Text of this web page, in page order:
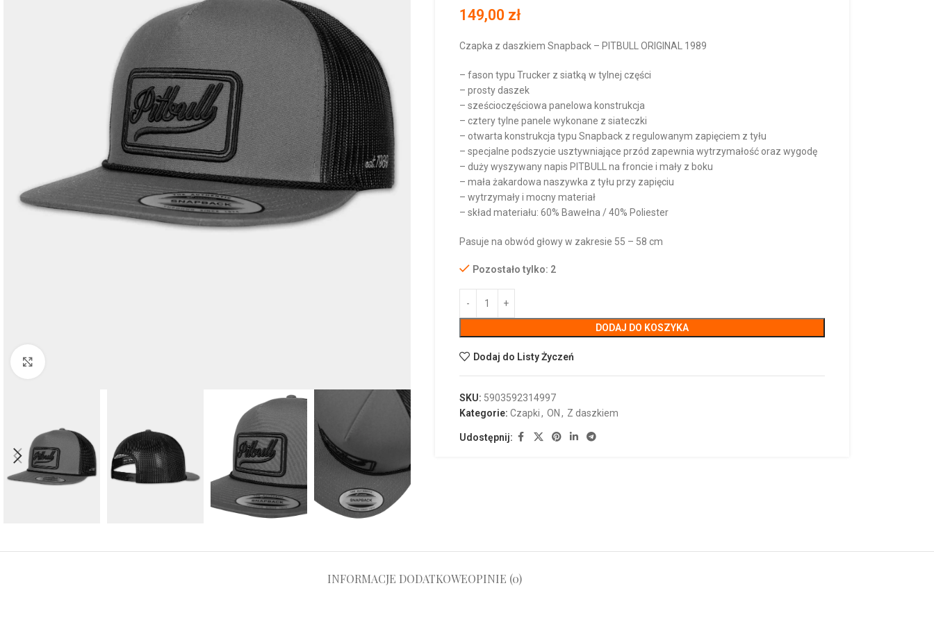
149,00 zł
Czapka z daszkiem Snapback – PITBULL ORIGINAL 1989
– fason typu Trucker z siatką w tylnej części
– prosty daszek
– sześcioczęściowa panelowa konstrukcja
– cztery tylne panele wykonane z siateczki
– otwarta konstrukcja typu Snapback z regulowanym zapięciem z tyłu
– specjalne podszycie usztywniające przód zapewnia wytrzymałość oraz wygodę
– duży wyszywany napis PITBULL na froncie i mały z boku
– mała żakardowa naszywka z tyłu przy zapięciu
– wytrzymały i mocny materiał
– skład materiału: 60% Bawełna / 40% Poliester
Pasuje na obwód głowy w zakresie 55 – 58 cm
Pozostało tylko: 2
DODAJ DO KOSZYKA
Dodaj do Listy Życzeń
SKU: 5903592314997
Kategorie: Czapki, ON , Z daszkiem
Udostępnij:
INFORMACJE DODATKOWEOPINIE (0)